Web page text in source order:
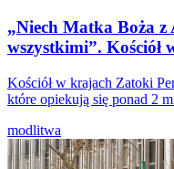
„Niech Matka Boża
wszystkimi”. Kościół
Kościół w krajach Zatoki
które opiekują się ponad 2
modlitwa